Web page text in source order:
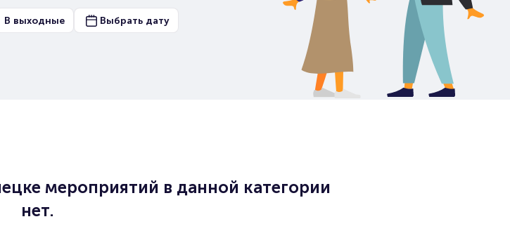
В выходные Выбрать дату
мероприятий в данной категории
нет.